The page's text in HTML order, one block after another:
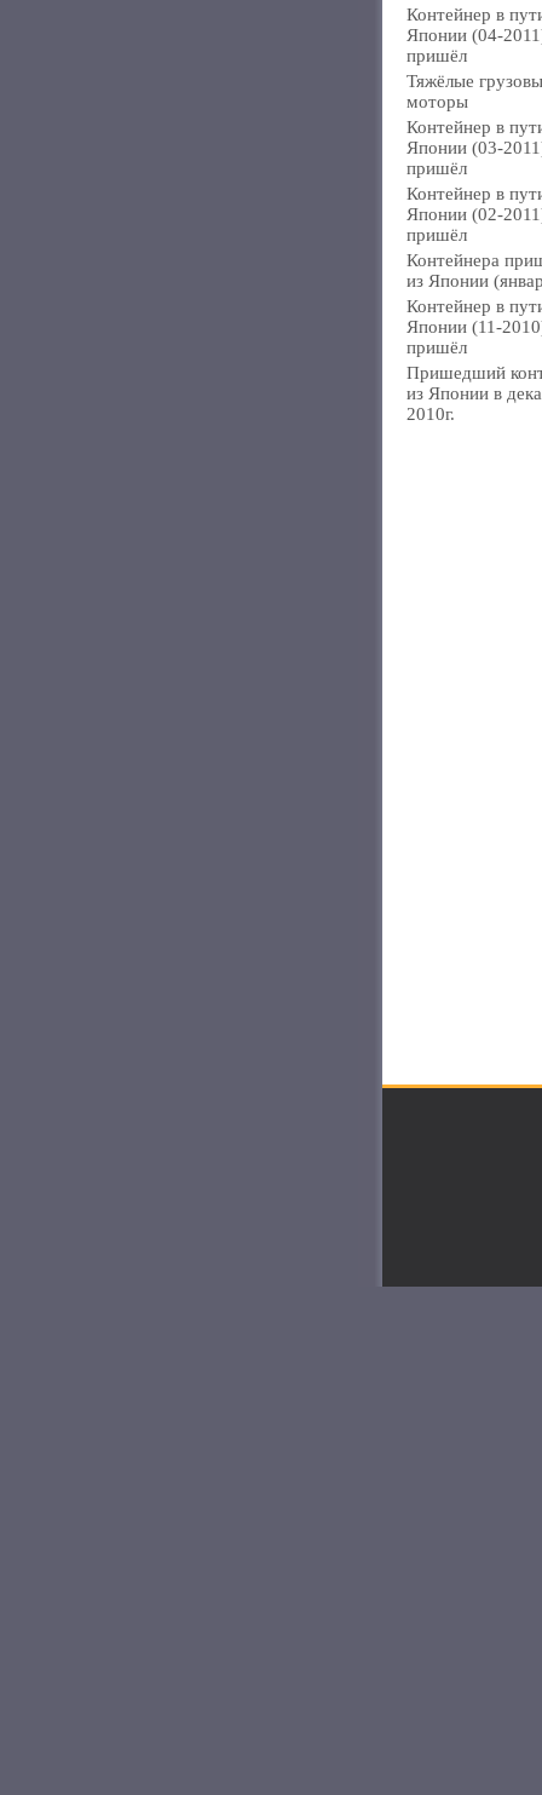
Контейнер в
Японии (04-
пришёл
Тяжёлые
моторы
Контейнер в
Японии (03-
пришёл
Контейнер в
Японии (02-
пришёл
Контейнера
из Японии
Контейнер в
Японии (11-
пришёл
Пришедший
из Японии в
2010г.